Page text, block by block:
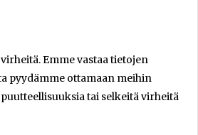
Emme vastaa tietojen
pyydämme ottamaan meihin
tai selkeitä virheitä